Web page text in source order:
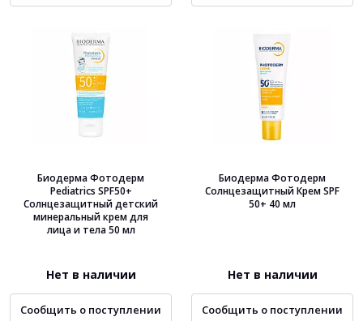
Биодерма Фотодерм
Pediatrics SPF50+
Солнцезащитный детский
минеральный крем для
лица и тела 50 мл
Нет в наличии
Сообщить о поступлении
Биодерма Фотодерм
Солнцезащитный Крем SPF
50+ 40 мл
Нет в наличии
Сообщить о поступлении